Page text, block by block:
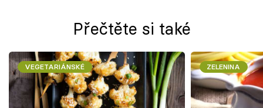
Přečtěte si také
VEGETARIÁNSKÉ ZELENINA